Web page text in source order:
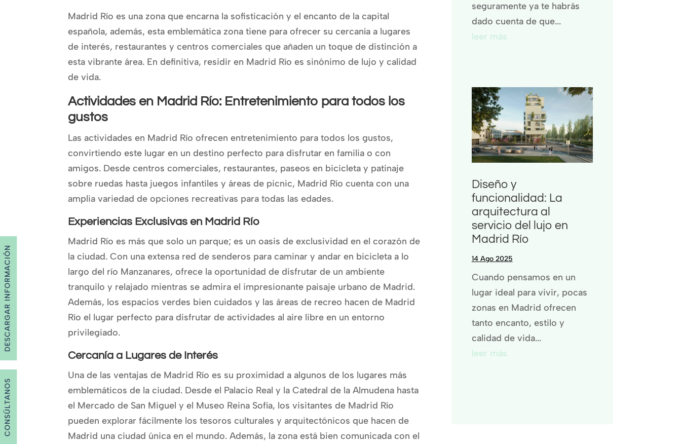
Madrid Río es una zona que encarna la sofisticación y el encanto de la capital
española, además, esta emblemática zona tiene para ofrecer su cercanía a lugares
de interés, restaurantes y centros comerciales que añaden un toque de distinción a
esta vibrante área. En definitiva, residir en Madrid Río es sinónimo de lujo y calidad
de vida.
Actividades en Madrid Río: Entretenimiento para todos los
gustos
Las actividades en Madrid Río ofrecen entretenimiento para todos los gustos,
convirtiendo este lugar en un destino perfecto para disfrutar en familia o con
amigos. Desde centros comerciales, restaurantes, paseos en bicicleta y patinaje
sobre ruedas hasta juegos infantiles y áreas de picnic, Madrid Río cuenta con una
amplia variedad de opciones recreativas para todas las edades.
Experiencias Exclusivas en Madrid Río
Madrid Río es más que solo un parque; es un oasis de exclusividad en el corazón de
la ciudad. Con una extensa red de senderos para caminar y andar en bicicleta a lo
largo del río Manzanares, ofrece la oportunidad de disfrutar de un ambiente
tranquilo y relajado mientras se admira el impresionante paisaje urbano de Madrid.
Además, los espacios verdes bien cuidados y las áreas de recreo hacen de Madrid
Río el lugar perfecto para disfrutar de actividades al aire libre en un entorno
privilegiado.
Cercanía a Lugares de Interés
Una de las ventajas de Madrid Río es su proximidad a algunos de los lugares más
emblemáticos de la ciudad. Desde el Palacio Real y la Catedral de la Almudena hasta
el Mercado de San Miguel y el Museo Reina Sofía, los visitantes de Madrid Río
pueden explorar fácilmente los tesoros culturales y arquitectónicos que hacen de
Madrid una ciudad única en el mundo. Además, la zona está bien comunicada con el
seguramente ya te habrás
dado cuenta de que...
leer más
Diseño y
funcionalidad: La
arquitectura al
servicio del lujo en
Madrid Río
14 Ago 2025
Cuando pensamos en un
lugar ideal para vivir, pocas
zonas en Madrid ofrecen
tanto encanto, estilo y
calidad de vida...
leer más
CONSÚLTANOS
DESCARGAR INFORMACIÓN